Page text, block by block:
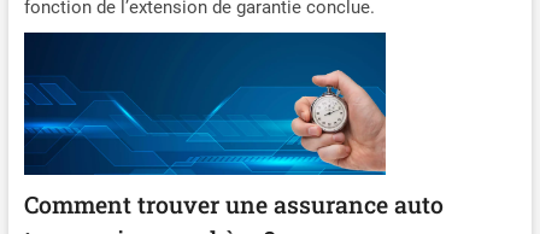
fonction de l’extension de garantie conclue.
Comment trouver une assurance auto